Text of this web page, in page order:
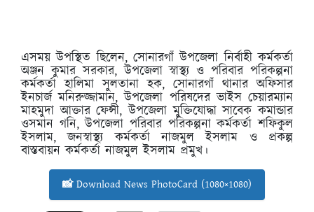
এসময় উপস্থিত ছিলেন, সোনারগাঁ উপজেলা নির্বাহী কর্মকর্তা
অঞ্জন কুমার সরকার, উপজেলা স্বাস্থ্য ও পরিবার পরিকল্পনা
কর্মকর্তা হালিমা সুলতানা হক, সোনারগাঁ থানার অফিসার
ইনচার্জ মনিরুজ্জামান, উপজেলা পরিষদের ভাইস চেয়ারম্যান
মাহমুদা আক্তার ফেন্সী, উপজেলা মুক্তিযোদ্ধা সাবেক কমান্ডার
ওসমান গনি, উপজেলা পরিবার পরিকল্পনা কর্মকর্তা শফিকুল
ইসলাম, জনস্বাস্থ্য কর্মকর্তা নাজমুল ইসলাম ও প্রকল্প
বাস্তবায়ন কর্মকর্তা নাজমুল ইসলাম প্রমুখ।
📸 Download News PhotoCard (1080×1080)